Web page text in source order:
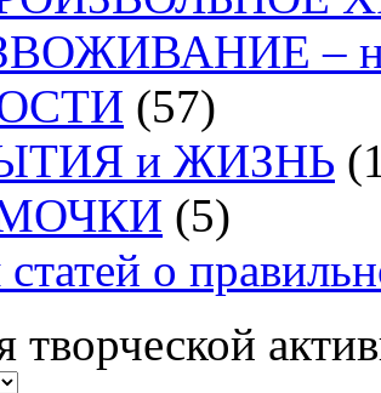
–
(57)
и ЖИЗНЬ
(5)
о
творческой